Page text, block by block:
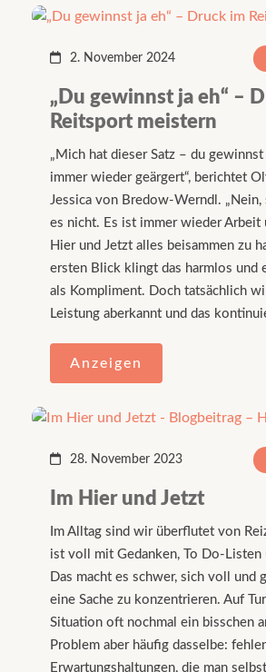
„Du gewinnst ja eh“ –
Reitsport meistern
2. November 2024
„Mich hat dieser Satz – du
immer wieder geärgert“, berichtet
Jessica von Bredow-Werndl.
es nicht. Es ist immer wieder Arbeit
Hier und Jetzt alles beisammen zu
ersten Blick klingt das harmlos und
als Kompliment. Doch tatsächlich
Leistung aberkannt und das
Anzeigen
Im Hier und Jetzt
28. November 2023
Im Alltag sind wir überflutet von
ist voll mit Gedanken, To Do-Listen
Das macht es schwer, sich voll und
eine Sache zu konzentrieren. Auf
Situation oft nochmal ein bisschen
Problem aber häufig dasselbe:
Erwartungshaltungen, die man